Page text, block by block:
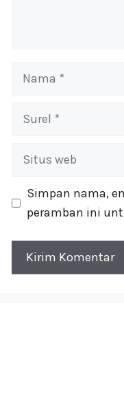
Nama
Surel
Situs
Simpan nama,
peramban ini